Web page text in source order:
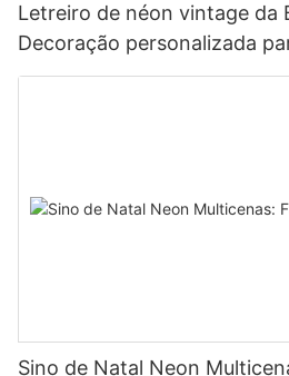
Letreiro de néon vintage da
Decoração personalizada
cervejarias
Sino de Natal Neon